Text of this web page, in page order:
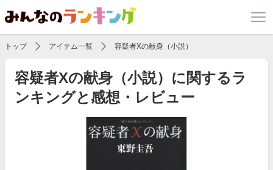
トップ アイテム一覧 容疑者Xの献身（小説）
容疑者Xの献身（小説）に関するラ
ンキングと感想・レビュー